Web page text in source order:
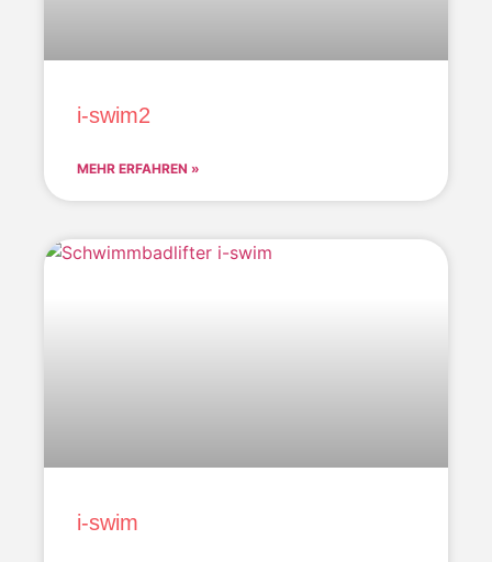
i-swim2
MEHR ERFAHREN »
i-swim